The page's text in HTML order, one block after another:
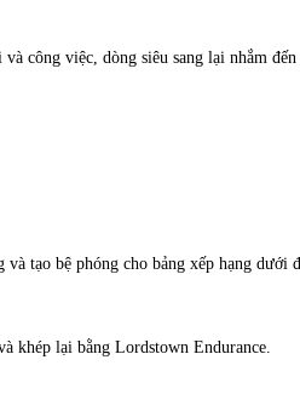
công việc, dòng siêu sang lại nhắm
tạo bệ phóng cho bảng xếp hạng dưới
khép lại bằng Lordstown Endurance.